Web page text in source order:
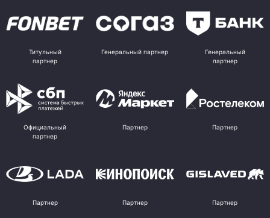
Титульный
партнер
Генеральный партнер
Генеральный
партнер
Официальный
партнер
Партнер Партнер
Партнер Партнер Партнер